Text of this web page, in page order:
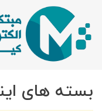
بسته های